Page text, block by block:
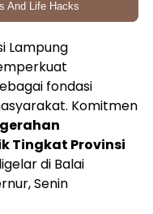
Lampung
fondasi
Komitmen
Tingkat Provinsi
di Balai
Senin